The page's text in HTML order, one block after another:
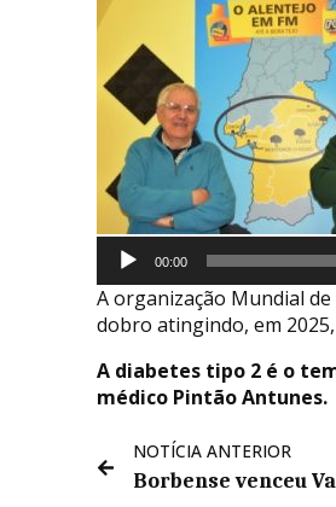
Reprodutor
áudio
00:00
A organização Mundial
dobro atingindo, em
A diabetes tipo 2 é o
médico Pintão Antunes.
NOTÍCIA ANTERIOR
Borbense venceu